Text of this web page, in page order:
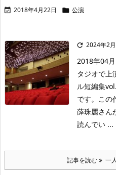
 2018年4月22日  公演
 2024年2
2018年04
タジオで上
ル短編集
です。この
薛珠麗さん
読んでい ...
記事を読む 一